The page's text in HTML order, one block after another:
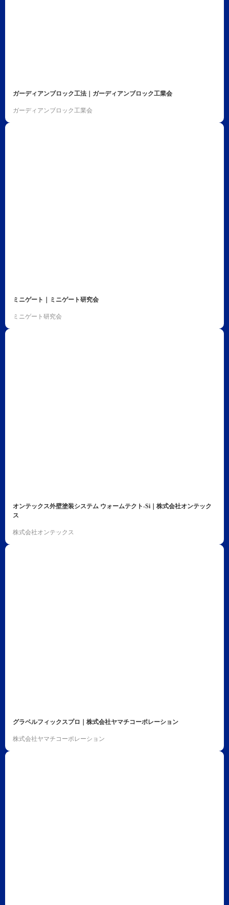
ガーディアンブロック工法｜ガーディアンブロック工業会
ガーディアンブロック工業会
ミニゲート｜ミニゲート研究会
ミニゲート研究会
オンテックス外壁塗装システム ウォームテクト-Si｜株式会社オンテック
ス
株式会社オンテックス
グラベルフィックスプロ｜株式会社ヤマチコーポレーション
株式会社ヤマチコーポレーション